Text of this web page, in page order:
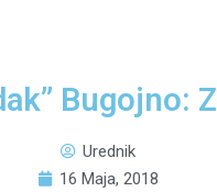
Bugojno:
Urednik
16 Maja, 2018